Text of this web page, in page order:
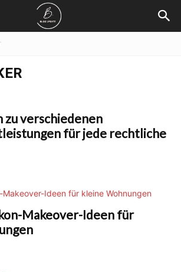
zu verschiedenen
für jede rechtliche
Makeover-Ideen für